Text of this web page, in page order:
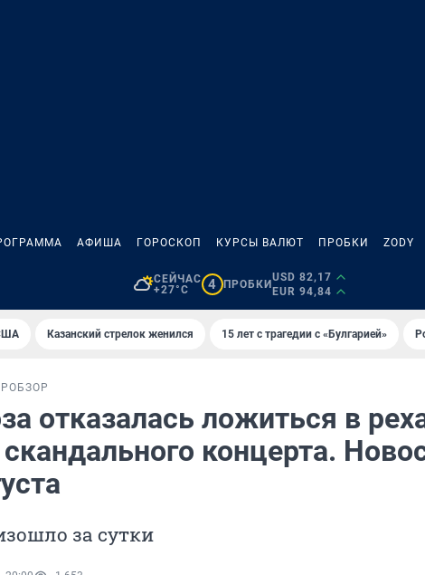
АФИША ГОРОСКОП КУРСЫ ВАЛЮТ ПРОБКИ ZODY
СЕЙЧАС
+27°C
4 ПРОБКИ
USD 82,17
EUR 94,84
Казанский стрелок женился 15 лет с трагедии с «Булгарией»
ОБЗОР
отказалась ложиться в
концерта.
за сутки